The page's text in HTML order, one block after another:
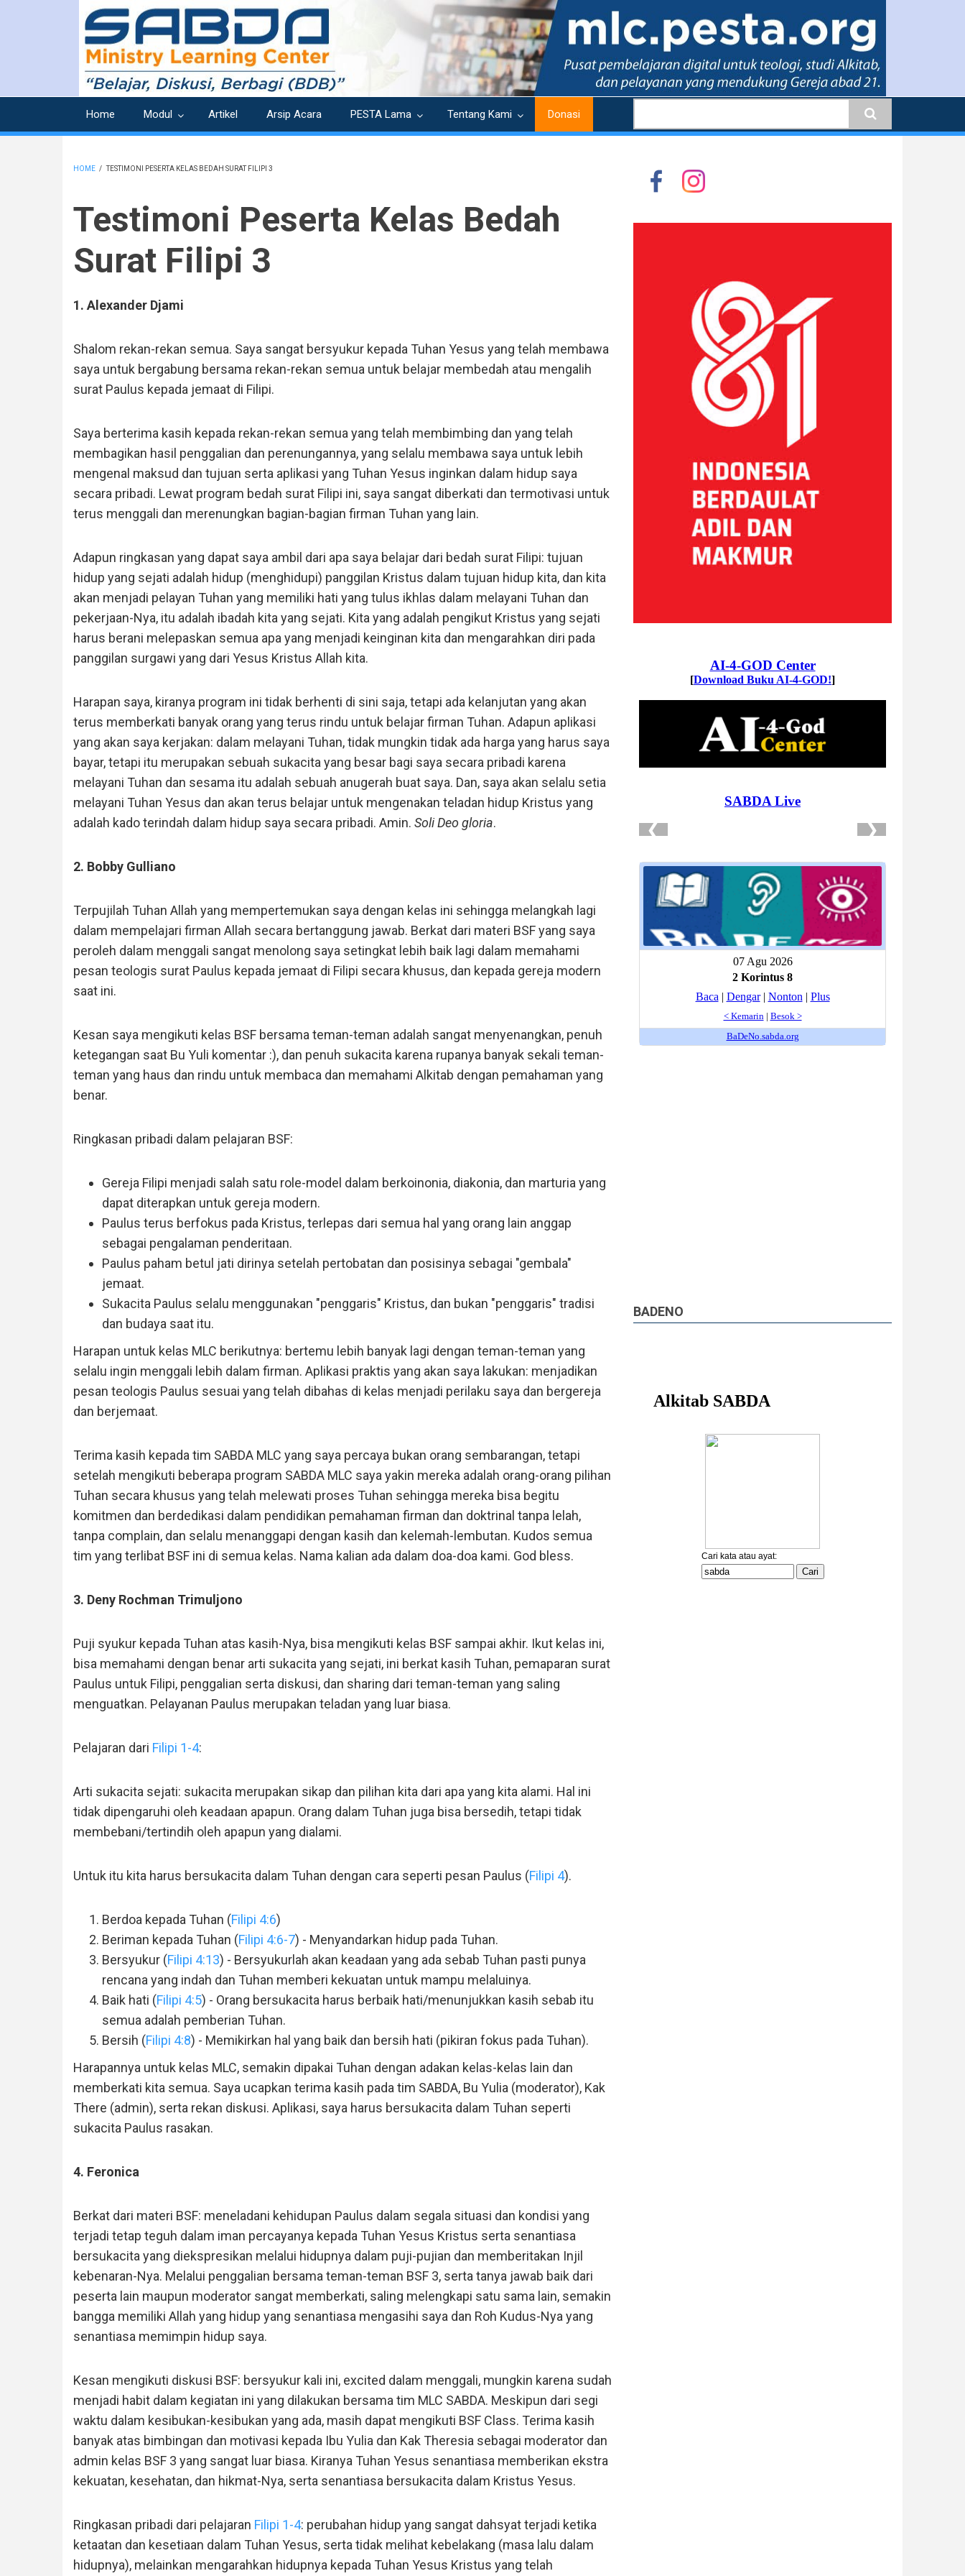
Home Modul Artikel Arsip Acara PESTA Lama Tentang Kami Donasi
HOME / TESTIMONI PESERTA KELAS BEDAH SURAT FILIPI 3
Testimoni Peserta Kelas Bedah
Surat Filipi 3
1. Alexander Djami
Shalom rekan-rekan semua. Saya sangat bersyukur kepada Tuhan Yesus yang telah membawa
saya untuk bergabung bersama rekan-rekan semua untuk belajar membedah atau mengalih
surat Paulus kepada jemaat di Filipi.
Saya berterima kasih kepada rekan-rekan semua yang telah membimbing dan yang telah
membagikan hasil penggalian dan perenungannya, yang selalu membawa saya untuk lebih
mengenal maksud dan tujuan serta aplikasi yang Tuhan Yesus inginkan dalam hidup saya
secara pribadi. Lewat program bedah surat Filipi ini, saya sangat diberkati dan termotivasi untuk
terus menggali dan merenungkan bagian-bagian firman Tuhan yang lain.
Adapun ringkasan yang dapat saya ambil dari apa saya belajar dari bedah surat Filipi: tujuan
hidup yang sejati adalah hidup (menghidupi) panggilan Kristus dalam tujuan hidup kita, dan kita
akan menjadi pelayan Tuhan yang memiliki hati yang tulus ikhlas dalam melayani Tuhan dan
pekerjaan-Nya, itu adalah ibadah kita yang sejati. Kita yang adalah pengikut Kristus yang sejati
harus berani melepaskan semua apa yang menjadi keinginan kita dan mengarahkan diri pada
panggilan surgawi yang dari Yesus Kristus Allah kita.
Harapan saya, kiranya program ini tidak berhenti di sini saja, tetapi ada kelanjutan yang akan
terus memberkati banyak orang yang terus rindu untuk belajar firman Tuhan. Adapun aplikasi
yang akan saya kerjakan: dalam melayani Tuhan, tidak mungkin tidak ada harga yang harus saya
bayar, tetapi itu merupakan sebuah sukacita yang besar bagi saya secara pribadi karena
melayani Tuhan dan sesama itu adalah sebuah anugerah buat saya. Dan, saya akan selalu setia
melayani Tuhan Yesus dan akan terus belajar untuk mengenakan teladan hidup Kristus yang
adalah kado terindah dalam hidup saya secara pribadi. Amin. Soli Deo gloria.
2. Bobby Gulliano
Terpujilah Tuhan Allah yang mempertemukan saya dengan kelas ini sehingga melangkah lagi
dalam mempelajari firman Allah secara bertanggung jawab. Berkat dari materi BSF yang saya
peroleh dalam menggali sangat menolong saya setingkat lebih baik lagi dalam memahami
pesan teologis surat Paulus kepada jemaat di Filipi secara khusus, dan kepada gereja modern
saat ini.
Kesan saya mengikuti kelas BSF bersama teman-teman adalah sangat menyenangkan, penuh
ketegangan saat Bu Yuli komentar :), dan penuh sukacita karena rupanya banyak sekali teman-
teman yang haus dan rindu untuk membaca dan memahami Alkitab dengan pemahaman yang
benar.
Ringkasan pribadi dalam pelajaran BSF:
Gereja Filipi menjadi salah satu role-model dalam berkoinonia, diakonia, dan marturia yang
dapat diterapkan untuk gereja modern.
Paulus terus berfokus pada Kristus, terlepas dari semua hal yang orang lain anggap
sebagai pengalaman penderitaan.
Paulus paham betul jati dirinya setelah pertobatan dan posisinya sebagai "gembala"
jemaat.
Sukacita Paulus selalu menggunakan "penggaris" Kristus, dan bukan "penggaris" tradisi
dan budaya saat itu.
Harapan untuk kelas MLC berikutnya: bertemu lebih banyak lagi dengan teman-teman yang
selalu ingin menggali lebih dalam firman. Aplikasi praktis yang akan saya lakukan: menjadikan
pesan teologis Paulus sesuai yang telah dibahas di kelas menjadi perilaku saya dan bergereja
dan berjemaat.
Terima kasih kepada tim SABDA MLC yang saya percaya bukan orang sembarangan, tetapi
setelah mengikuti beberapa program SABDA MLC saya yakin mereka adalah orang-orang pilihan
Tuhan secara khusus yang telah melewati proses Tuhan sehingga mereka bisa begitu
komitmen dan berdedikasi dalam pendidikan pemahaman firman dan doktrinal tanpa lelah,
tanpa complain, dan selalu menanggapi dengan kasih dan kelemah-lembutan. Kudos semua
tim yang terlibat BSF ini di semua kelas. Nama kalian ada dalam doa-doa kami. God bless.
3. Deny Rochman Trimuljono
Puji syukur kepada Tuhan atas kasih-Nya, bisa mengikuti kelas BSF sampai akhir. Ikut kelas ini,
bisa memahami dengan benar arti sukacita yang sejati, ini berkat kasih Tuhan, pemaparan surat
Paulus untuk Filipi, penggalian serta diskusi, dan sharing dari teman-teman yang saling
menguatkan. Pelayanan Paulus merupakan teladan yang luar biasa.
Pelajaran dari Filipi 1-4:
Arti sukacita sejati: sukacita merupakan sikap dan pilihan kita dari apa yang kita alami. Hal ini
tidak dipengaruhi oleh keadaan apapun. Orang dalam Tuhan juga bisa bersedih, tetapi tidak
membebani/tertindih oleh apapun yang dialami.
Untuk itu kita harus bersukacita dalam Tuhan dengan cara seperti pesan Paulus (Filipi 4).
Berdoa kepada Tuhan (Filipi 4:6)
Beriman kepada Tuhan (Filipi 4:6-7) - Menyandarkan hidup pada Tuhan.
Bersyukur (Filipi 4:13) - Bersyukurlah akan keadaan yang ada sebab Tuhan pasti punya
rencana yang indah dan Tuhan memberi kekuatan untuk mampu melaluinya.
Baik hati (Filipi 4:5) - Orang bersukacita harus berbaik hati/menunjukkan kasih sebab itu
semua adalah pemberian Tuhan.
Bersih (Filipi 4:8) - Memikirkan hal yang baik dan bersih hati (pikiran fokus pada Tuhan).
Harapannya untuk kelas MLC, semakin dipakai Tuhan dengan adakan kelas-kelas lain dan
memberkati kita semua. Saya ucapkan terima kasih pada tim SABDA, Bu Yulia (moderator), Kak
There (admin), serta rekan diskusi. Aplikasi, saya harus bersukacita dalam Tuhan seperti
sukacita Paulus rasakan.
4. Feronica
Berkat dari materi BSF: meneladani kehidupan Paulus dalam segala situasi dan kondisi yang
terjadi tetap teguh dalam iman percayanya kepada Tuhan Yesus Kristus serta senantiasa
bersukacita yang diekspresikan melalui hidupnya dalam puji-pujian dan memberitakan Injil
kebenaran-Nya. Melalui penggalian bersama teman-teman BSF 3, serta tanya jawab baik dari
peserta lain maupun moderator sangat memberkati, saling melengkapi satu sama lain, semakin
bangga memiliki Allah yang hidup yang senantiasa mengasihi saya dan Roh Kudus-Nya yang
senantiasa memimpin hidup saya.
Kesan mengikuti diskusi BSF: bersyukur kali ini, excited dalam menggali, mungkin karena sudah
menjadi habit dalam kegiatan ini yang dilakukan bersama tim MLC SABDA. Meskipun dari segi
waktu dalam kesibukan-kesibukan yang ada, masih dapat mengikuti BSF Class. Terima kasih
banyak atas bimbingan dan motivasi kepada Ibu Yulia dan Kak Theresia sebagai moderator dan
admin kelas BSF 3 yang sangat luar biasa. Kiranya Tuhan Yesus senantiasa memberikan ekstra
kekuatan, kesehatan, dan hikmat-Nya, serta senantiasa bersukacita dalam Kristus Yesus.
Ringkasan pribadi dari pelajaran Filipi 1-4: perubahan hidup yang sangat dahsyat terjadi ketika
ketaatan dan kesetiaan dalam Tuhan Yesus, serta tidak melihat kebelakang (masa lalu dalam
hidupnya), melainkan mengarahkan hidupnya kepada Tuhan Yesus Kristus yang telah
BADENO